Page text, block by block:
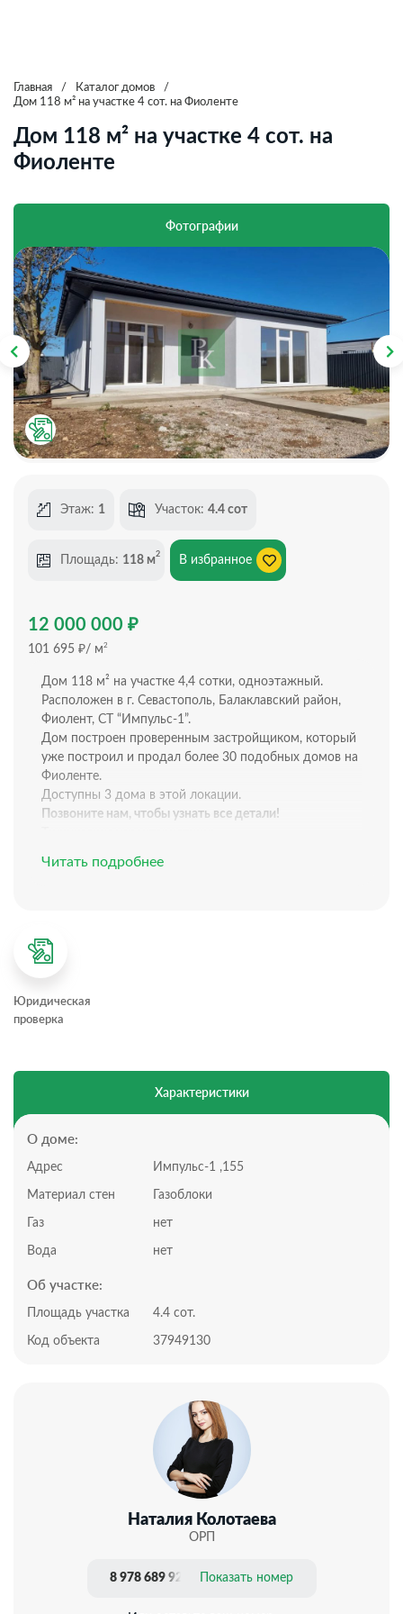
Главная / Каталог домов
/
Дом 118 м² на участке 4 сот. на Фиоленте
Дом 118 м² на участке 4 сот. на
Фиоленте
Фотографии
Этаж: 1 Участок: 4.4 сот
Площадь: 118 м2 В избранное
12 000 000 ₽
101 695 ₽/ м2
Дом 118 м² на участке 4,4 сотки, одноэтажный.
Расположен в г. Севастополь, Балаклавский район,
Фиолент, СТ “Импульс-1”.
Дом построен проверенным застройщиком, который
уже построил и продал более 30 подобных домов на
Фиоленте.
Доступны 3 дома в этой локации.
Позвоните нам, чтобы узнать все детали!
Общая площадь: 118 м²
Электрика : Разводка готова к подключению.
Стены : Оштукатурены гипсовой штукатуркой в
санузлах для влагостойкости.Цена указана за
наличный расчет
Электричество: 3 фазы до 15 кВт
Канализация: септик
Отопление: электрическое.
Всего 1 этаж
Кухня-гостиная 31 м с панорамным остеклением
Совмещенный санузел 6 м
Котельная 3,4 м
Участок:
Всего 4,4 сотки, статус участка: СТ
подъездом и большой придомовой территорией.
Парковочное место и садовые дорожки выложены
тротуарной плиткой. Дом построен по монолитно-
каркасной технологии, стены — газобетон 200 мм с
утеплением пенопластом 100 мм. Фундамент —
ленточный с утепленной железобетонной плитой 200
мм. Дом продается в отделке Whitе Вох, что создает
идеальную основу для реализации ваших
гидроизоляцией, утепление минеральной ватой 150
Читать подробнее
Юридическая
проверка
Характеристики
О доме:
Адрес Импульс-1 ,155
Материал стен Газоблоки
Газ нет
Вода нет
Об участке:
Площадь участка 4.4 сот.
Код объекта 37949130
Наталия Колотаева
ОРП
8 978 689 92 14 Показать номер